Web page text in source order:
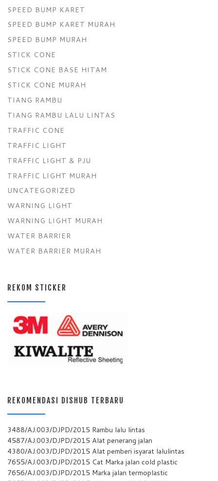
SPEED BUMP KARET
SPEED BUMP KARET MURAH
SPEED BUMP MURAH
STICK CONE
STICK CONE BASE HITAM
STICK CONE MURAH
TIANG RAMBU
TIANG RAMBU LALU LINTAS
TRAFFIC CONE
TRAFFIC LIGHT
TRAFFIC LIGHT & PJU
TRAFFIC LIGHT MURAH
UNCATEGORIZED
WARNING LIGHT
WARNING LIGHT MURAH
WATER BARRIER
WATER BARRIER MURAH
REKOM STICKER
REKOMENDASI DISHUB TERBARU
3488/AJ.003/DJPD/2015 Rambu lalu lintas
4587/AJ.003/DJPD/2015 Alat penerang jalan
4380/AJ.003/DJPD/2015 Alat pemberi isyarat lalulintas
7655/AJ.003/DJPD/2015 Cat Marka jalan cold plastic
7656/AJ.003/DJPD/2015 Marka jalan termoplastic